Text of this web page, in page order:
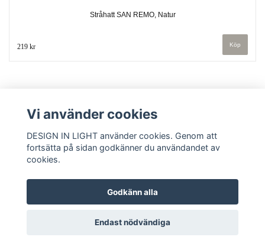
Stråhatt SAN REMO, Natur
219 kr
© Copyright 2026 DESIGN IN LIGHT
Vi använder cookies
DESIGN IN LIGHT använder cookies. Genom att
fortsätta på sidan godkänner du användandet av
cookies.
Godkänn alla
Endast nödvändiga